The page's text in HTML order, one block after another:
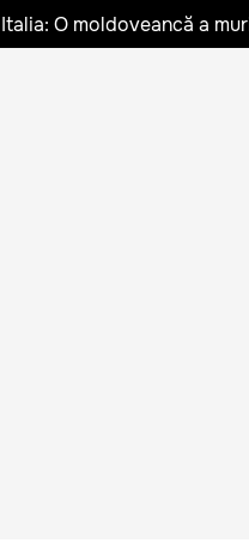
O moldoveancă a